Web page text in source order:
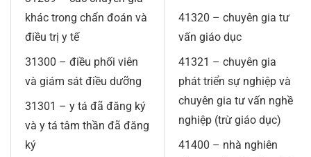
khác trong chẩn đoán và
điều trị y tế
31300 – điều phối viên
và giám sát điều dưỡng
31301 – y tá đã đăng ký
và y tá tâm thần đã đăng
ký
41320 – chuyên gia tư
vấn giáo dục
41321 – chuyên gia
phát triển sự nghiệp và
chuyên gia tư vấn nghề
nghiệp (trừ giáo dục)
41400 – nhà nghiên